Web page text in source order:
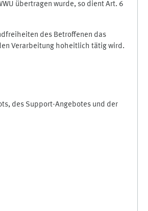
übertragen wurde, so dient Art. 6
des Betroffenen das
Verarbeitung hoheitlich tätig wird.
des Support-Angebotes und der